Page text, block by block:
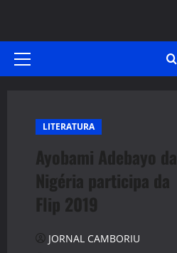
Primary
LITERATURA
Ayobami Adebayo da
Nigéria participa da
Flip 2019
JORNAL CAMBORIU